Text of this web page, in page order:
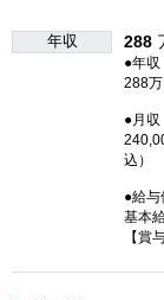
年収 288
●年収
288
●月収
込）
●給与
基本
【